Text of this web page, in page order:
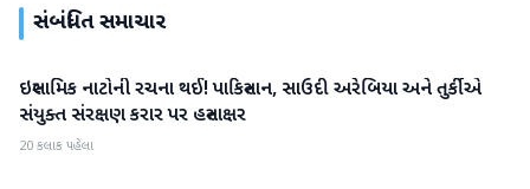
સંબંધિત સમાચાર
આંતરરાષ્ટ્રીય
ઇસ્લામિક નાટોની રચના થઈ! પાકિસ્તાન, સાઉદી અરેબિયા અને તુર્કીએ
સંયુક્ત સંરક્ષણ કરાર પર હસ્તાક્ષર
20 કલાક પહેલા